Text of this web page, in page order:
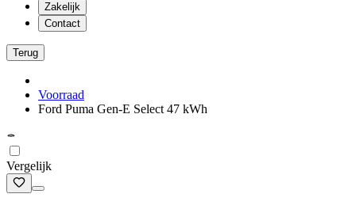
Zakelijk
Contact
Terug
Voorraad
Ford Puma Gen-E Select 47 kWh
Vergelijk